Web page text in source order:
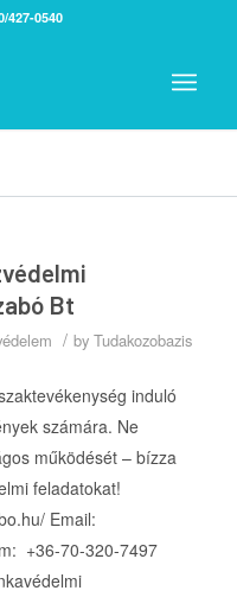
427-0540
Bt
/ by Tudakozobazis
induló
számára. Ne
működését – bízza
feladatokat!
Email:
+36-70-320-7497